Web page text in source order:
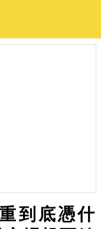
到底憑什